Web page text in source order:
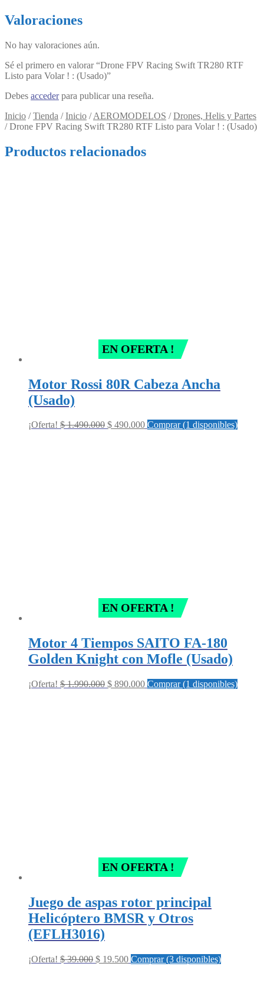
Valoraciones
No hay valoraciones aún.
Sé el primero en valorar “Drone FPV Racing Swift TR280 RTF
Listo para Volar ! : (Usado)”
Debes accederpara publicar una reseña.
Inicio /Tienda /Inicio /AEROMODELOS /Drones, Helis y Partes
/Drone FPV Racing Swift TR280 RTF Listo para Volar ! : (Usado)
Productos relacionados
EN OFERTA !
Motor Rossi 80R Cabeza Ancha
(Usado)
¡Oferta! $1.490.000 Original
$ 490.000Current
Comprar (1 disponibles)
EN OFERTA !
Motor 4 Tiempos SAITO FA-180
Golden Knight con Mofle (Usado)
¡Oferta! $1.990.000 Original
$ 890.000Current
Comprar (1 disponibles)
EN OFERTA !
Juego de aspas rotor principal
Helicóptero BMSR y Otros
(EFLH3016)
¡Oferta! $39.000 Original
$ 19.500Current
Comprar (3 disponibles)